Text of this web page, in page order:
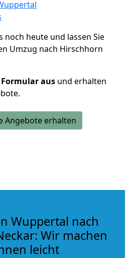
noch heute und lassen Sie
Umzug nach Hirschhorn
aus und erhalten
Angebote erhalten
Wuppertal nach
Wir machen
leicht